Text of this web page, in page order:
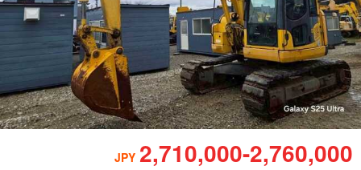
JPY 2,710,000-2,760,000